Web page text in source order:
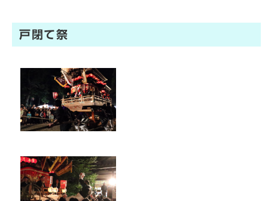
戸閉て祭